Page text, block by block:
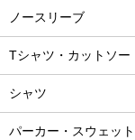
ノースリーブ
Tシャツ・カットソー
シャツ
パーカー・スウェット